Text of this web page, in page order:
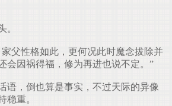
。
父性格如此，更何况此时魔念拔除并
会因祸得福，修为再进也说不定。”
语，倒也算是事实，不过天际的异像
稳重。